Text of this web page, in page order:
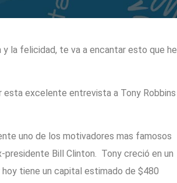
la felicidad, te va a encantar esto que he
esta excelente entrevista a Tony Robbins
uno de los motivadores mas famosos
presidente Bill Clinton. Tony creció en un
tiene un capital estimado de $480